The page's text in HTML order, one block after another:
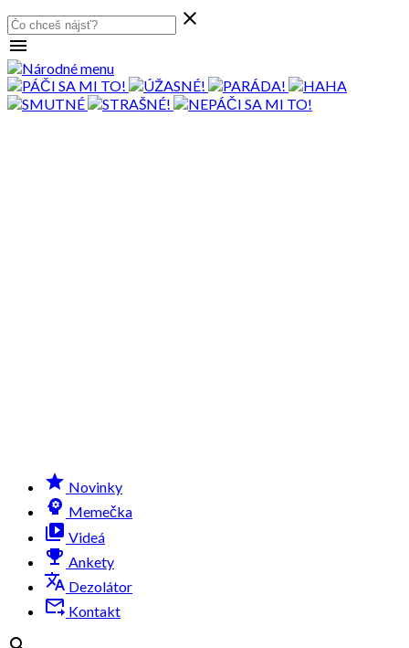

menu
grade Novinky
psychology Memečka
video_library Videá
emoji_events Ankety
translate Dezolátor
forward_to_inbox Kontakt